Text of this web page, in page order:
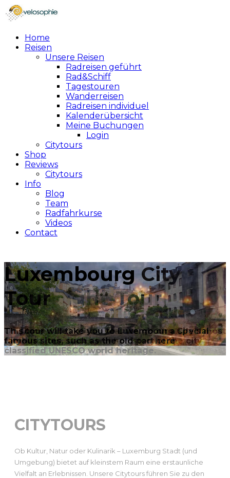
Home
Reisen
Unsere Reisen
Radreisen geführt
Rad&Schiff
Tagestouren
Wanderreisen
Radreisen individuel
Kalenderübersicht
Meine Buchungen
Login
Citytours
Shop
Reviews
Citytours
Info
Blog
Team
Radfahrkurse
Videos
Contact
Luxembourg
City-Night-Tour
On some dates of the year we go on a special
CityNighTour. Dates will be listed here
CITYTOURS
Ob Kultur, Natur oder Kulinarik – Luxemburg Stadt (und
Umgebung) bietet auf kleinstem Raum eine erstaunliche
Vielfalt an Erlebnissen. Unsere Citytours führen Sie zu den